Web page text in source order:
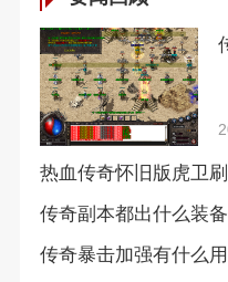
热血传奇怀旧版虎卫
传奇副本都出什么装备
传奇暴击加强有什么用